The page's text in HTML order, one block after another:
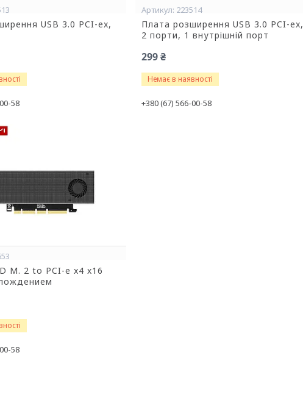
USB 3.0 PCI-ex,
58
223514
Плата розширення USB 3.0 PCI-ex,
2 порти, 1 внутрішній порт
299 ₴
Немає в наявності
+380 (67) 566-00-58
M. 2 to PCI-e x4 x16
58